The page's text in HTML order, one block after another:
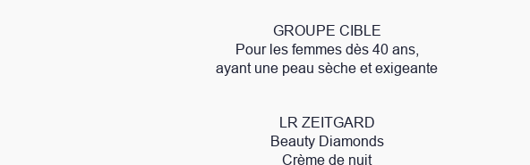
Pour les femmes dès 40 ans,
ayant une peau sèche et exigeante